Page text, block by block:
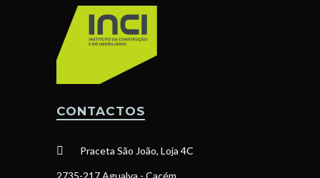
CONTACTOS
Praceta São João, Loja 4C
2735-217 Agualva - Cacém